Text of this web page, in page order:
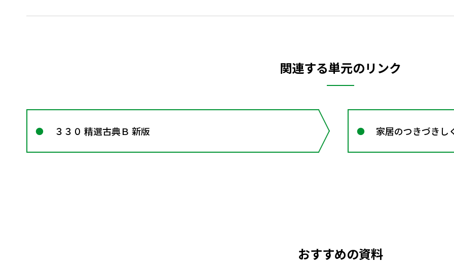
関連する単元のリンク
３３０ 精選古典Ｂ 新版 家居のつきづきし
おすすめの資料